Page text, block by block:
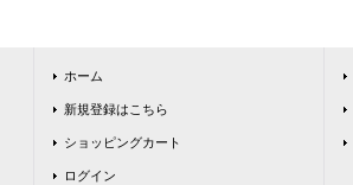
ホーム
新規登録はこちら
ショッピングカート
ログイン